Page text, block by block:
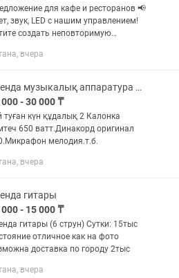
для кафе и ресторанов 📢
звук, LED с нашим управлением!
создать неповторимую
✅ Профессиональный
вчера
Аренда музыкалық аппаратура микшерный пульт
- 30 000 ₸
туған күн құдалық 2 Калонка
650 ватт.Динакорд оригинал
мелодия.т.б.
вчера
гитары
000 - 15 000 ₸
гитары (6 струн) Сутки: 15тыс
отличное как на фото
доставка по городу 2тыс
вчера